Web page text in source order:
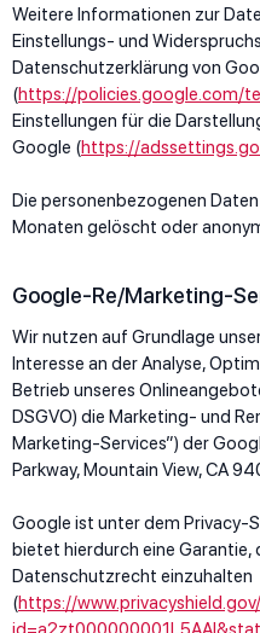
Weitere Informationen zur
Einstellungs- und
Datenschutzerklärung von
(https://policies.google.com/
Einstellungen für die
Google (https://
Die personenbezogenen
Monaten gelöscht oder
Google-Re/Marketing-
Wir nutzen auf Grundlage
Interesse an der Analyse,
Betrieb unseres
DSGVO) die Marketing- und
Marketing-Services”) der
Parkway, Mountain View, CA
Google ist unter dem
bietet hierdurch eine Garantie,
Datenschutzrecht einzuhalten
(https://